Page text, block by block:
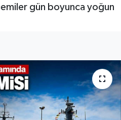
gün boyunca yoğun